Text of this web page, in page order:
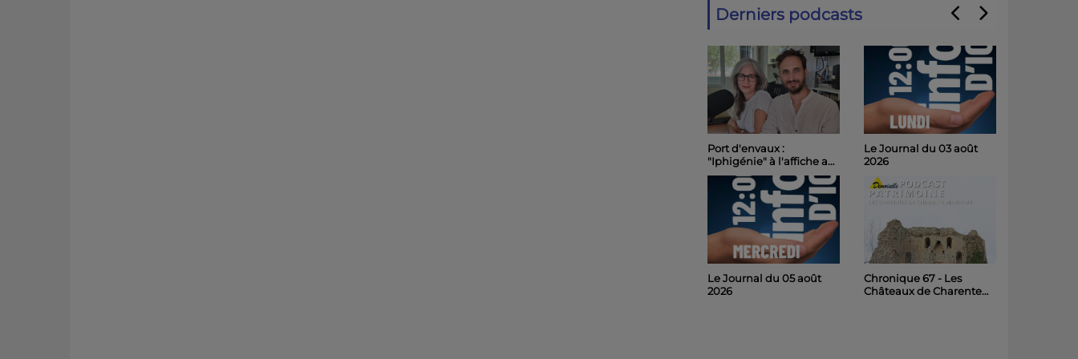
Derniers podcasts
Port d'envaux :
"Iphigénie" à l'affiche au
Château de Panloy
samedi soir
Le Journal du 05 août
2026
Le Journal du 03 août
2026
Chronique 67 - Les
Châteaux de Charente